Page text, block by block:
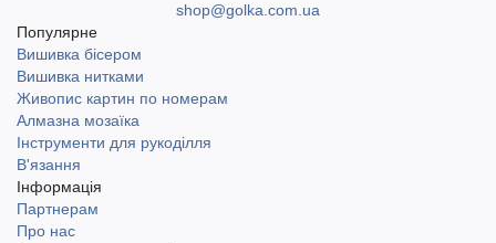
shop@golka.com.ua
Популярне
Вишивка бісером
Вишивка нитками
Живопис картин по номерам
Алмазна мозаїка
Інструменти для рукоділля
В'язання
Інформація
Партнерам
Про нас